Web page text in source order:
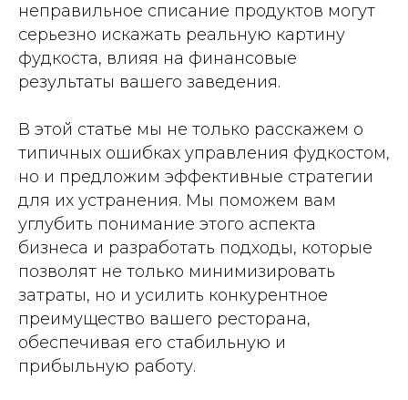
неправильное списание продуктов могут
серьезно искажать реальную картину
фудкоста, влияя на финансовые
результаты вашего заведения.
В этой статье мы не только расскажем о
типичных ошибках управления фудкостом,
но и предложим эффективные стратегии
для их устранения. Мы поможем вам
углубить понимание этого аспекта
бизнеса и разработать подходы, которые
позволят не только минимизировать
затраты, но и усилить конкурентное
преимущество вашего ресторана,
обеспечивая его стабильную и
прибыльную работу.